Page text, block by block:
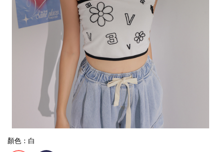
顏色：白